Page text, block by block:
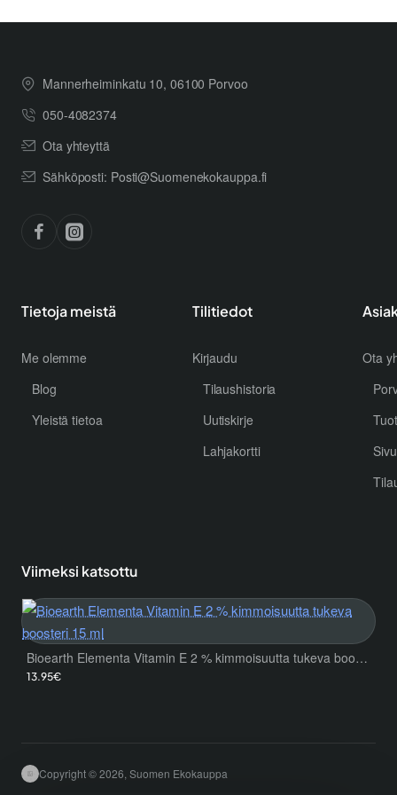
Mannerheiminkatu 10, 06100 Porvoo
050-4082374
Ota yhteyttä
Sähköposti: Posti@Suomenekokauppa.fi
Tietoja meistä
Me olemme
Blog
Yleistä tietoa
Tilitiedot
Kirjaudu
Tilaushistoria
Uutiskirje
Lahjakortti
Ota
Viimeksi katsottu
Bioearth Elementa Vitamin E 2 % kimmoisuutta tukeva boosteri 15 ml
13.95€
Copyright © 2026, Suomen Ekokauppa